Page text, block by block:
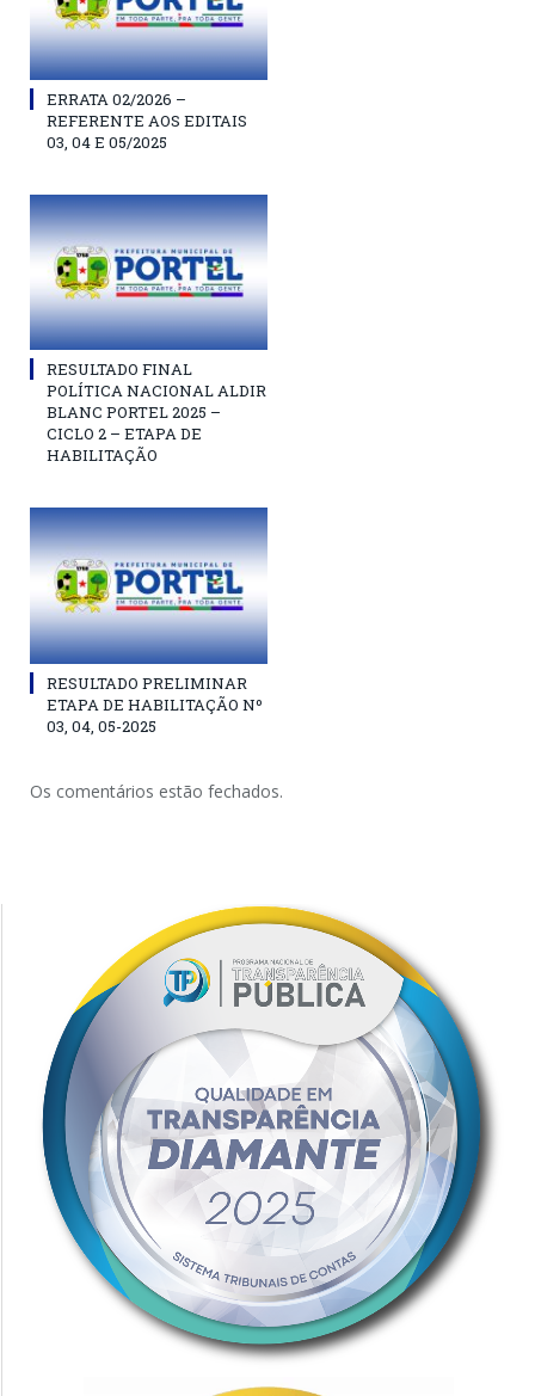
ERRATA 02/2026 –
REFERENTE AOS EDITAIS
03, 04 E 05/2025
RESULTADO FINAL
POLÍTICA NACIONAL ALDIR
BLANC PORTEL 2025 –
CICLO 2 – ETAPA DE
HABILITAÇÃO
RESULTADO PRELIMINAR
ETAPA DE HABILITAÇÃO Nº
03, 04, 05-2025
Os comentários estão fechados.